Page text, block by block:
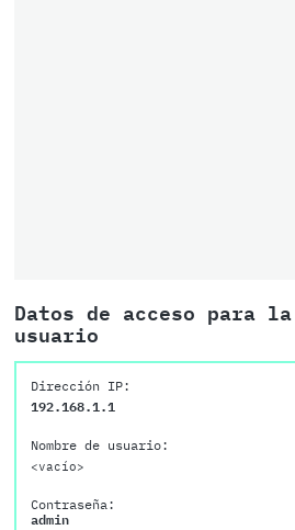
Datos de acceso para
usuario
Dirección IP:
192.168.1.1
Nombre de usuario:
<vacío>
Contraseña:
admin